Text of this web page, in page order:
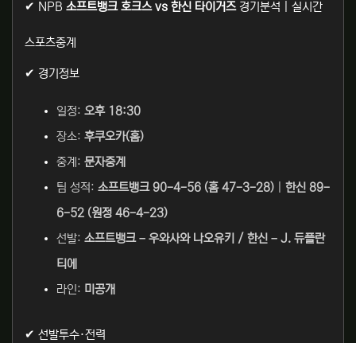
✔ NPB 소프트뱅크 호크스 vs 한신 타이거즈경기분석 | 실시간
스포츠중계
✔ 경기정보
일정: 오후 18:30
장소: 후쿠오카(홈)
중계: 문자중계
팀 성적: 소프트뱅크 90-4-56 (홈 47-3-28)
한신 89-
6-52 (원정 46-4-23)
선발: 소프트뱅크 – 우와사와 나오유키 / 한신 – J. 듀플란
티에
라인: 미공개
✔ 선발투수·전력